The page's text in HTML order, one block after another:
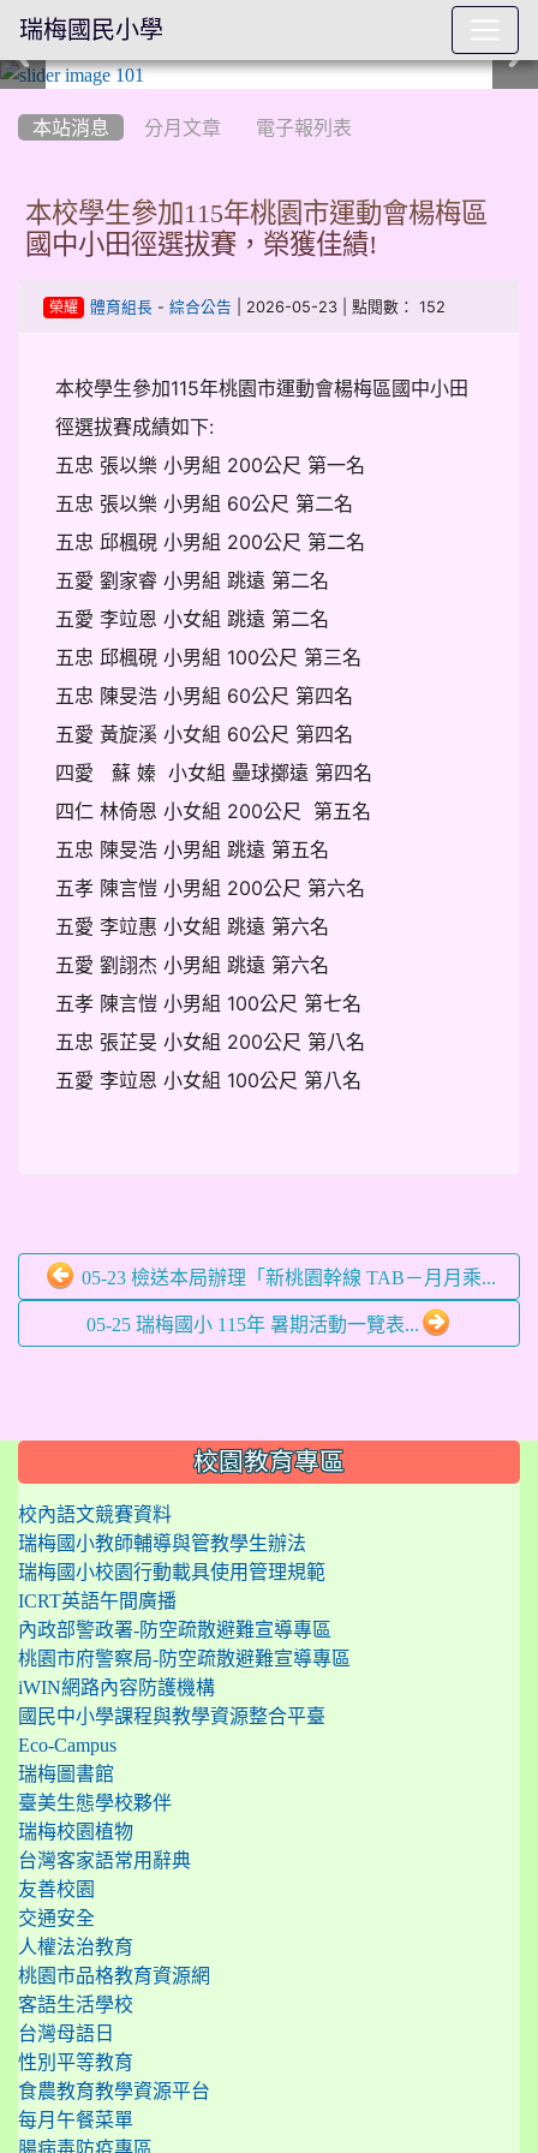
本站消息 分月文章 電子報列表
本校學生參加115年桃園市運動會楊梅區
國中小田徑選拔賽，榮獲佳績!
榮耀 體育組長- 綜合公告 | 2026-05-23 | 點閱數： 152
本校學生參加115年桃園市運動會楊梅區國中小田
徑選拔賽成績如下:
五忠 張以樂 小男組 200公尺 第一名
五忠 張以樂 小男組 60公尺 第二名
五忠 邱楓硯 小男組 200公尺 第二名
五愛 劉家睿 小男組 跳遠 第二名
五愛 李竝恩 小女組 跳遠 第二名
五忠 邱楓硯 小男組 100公尺 第三名
五忠 陳旻浩 小男組 60公尺 第四名
五愛 黃旋溪 小女組 60公尺 第四名
四愛 蘇 嫀 小女組 壘球擲遠 第四名
四仁 林倚恩 小女組 200公尺 第五名
五忠 陳旻浩 小男組 跳遠 第五名
五孝 陳言愷 小男組 200公尺 第六名
五愛 李竝惠 小女組 跳遠 第六名
五愛 劉詡杰 小男組 跳遠 第六名
五孝 陳言愷 小男組 100公尺 第七名
五忠 張芷旻 小女組 200公尺 第八名
五愛 李竝恩 小女組 100公尺 第八名
05-23 檢送本局辦理「新桃園幹線 TAB－月月乘...
05-25 瑞梅國小 115年 暑期活動一覽表...
::: 校園教育專區
校內語文競賽資料
瑞梅國小教師輔導與管教學生辦法
瑞梅國小校園行動載具使用管理規範
ICRT英語午間廣播
內政部警政署-防空疏散避難宣導專區
桃園市府警察局-防空疏散避難宣導專區
iWIN網路內容防護機構
國民中小學課程與教學資源整合平臺
Eco-Campus
瑞梅圖書館
臺美生態學校夥伴
瑞梅校園植物
台灣客家語常用辭典
友善校園
交通安全
人權法治教育
桃園市品格教育資源網
客語生活學校
台灣母語日
性別平等教育
食農教育教學資源平台
每月午餐菜單
腸病毒防疫專區
瑞梅國民小學